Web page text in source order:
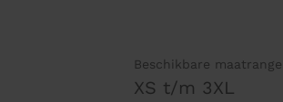
Beschikbare maatrange
XS t/m 3XL